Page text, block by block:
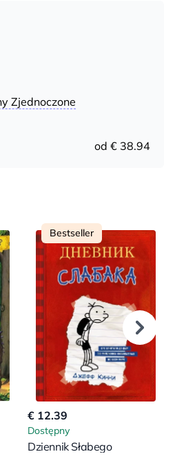
Zjednoczone
od € 38.94
Bestseller
€ 12.39
Dostępny
Dziennik Słabego